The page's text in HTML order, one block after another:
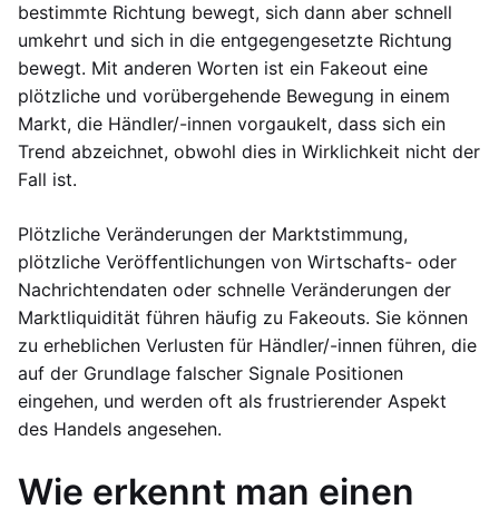
bestimmte Richtung bewegt, sich dann aber schnell
umkehrt und sich in die entgegengesetzte Richtung
bewegt. Mit anderen Worten ist ein Fakeout eine
plötzliche und vorübergehende Bewegung in einem
Markt, die Händler/-innen vorgaukelt, dass sich ein
Trend abzeichnet, obwohl dies in Wirklichkeit nicht der
Fall ist.
Plötzliche Veränderungen der Marktstimmung,
plötzliche Veröffentlichungen von Wirtschafts- oder
Nachrichtendaten oder schnelle Veränderungen der
Marktliquidität führen häufig zu Fakeouts. Sie können
zu erheblichen Verlusten für Händler/-innen führen, die
auf der Grundlage falscher Signale Positionen
eingehen, und werden oft als frustrierender Aspekt
des Handels angesehen.
Wie erkennt man einen